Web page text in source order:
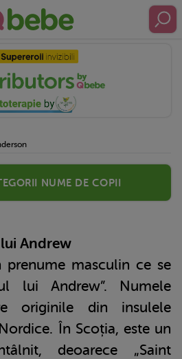
nume de copii
lui Andrew
prenume masculin ce se
lui Andrew”. Numele
originile din insulele
În Scoția, este un
deoarece „Saint